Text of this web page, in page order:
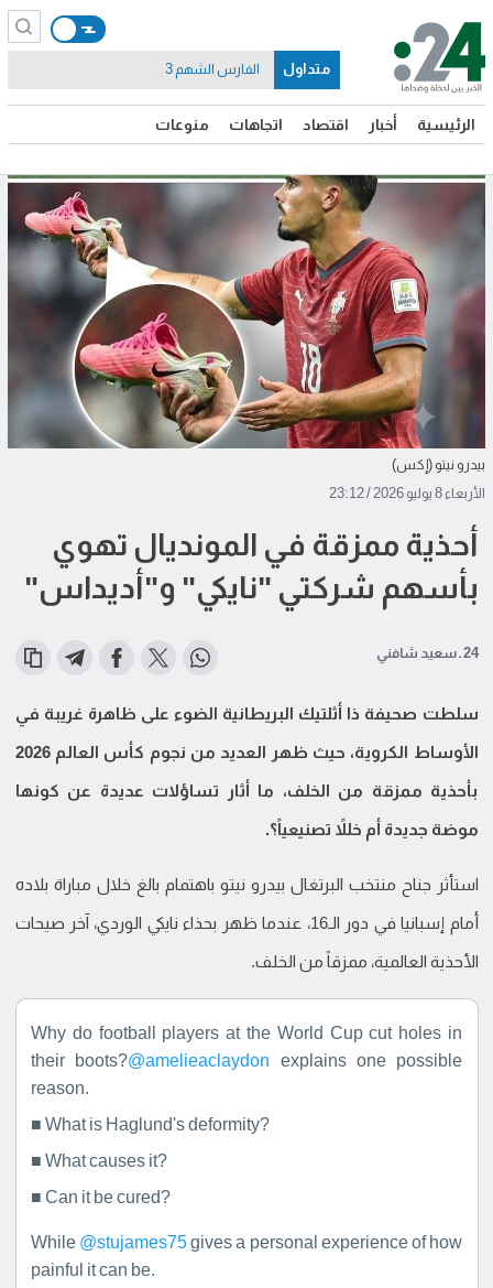
الرئيسية أخبار اقتصاد اتجاهات منوعات
متداول الفارس الشهم 3
بيدرو نيتو (إكس)
الأربعاء 8 يوليو 2026 / 23:12
أحذية ممزقة في المونديال تهوي
بأسهم شركتي "نايكي" و"أديداس"
24 ـ سعيد شافني
سلطت صحيفة ذا أثلتيك البريطانية الضوء على ظاهرة غريبة في
الأوساط الكروية، حيث ظهر العديد من نجوم كأس العالم 2026
بأحذية ممزقة من الخلف، ما أثار تساؤلات عديدة عن كونها
موضة جديدة أم خللاً تصنيعياً؟.
استأثر جناح منتخب البرتغال بيدرو نيتو باهتمام بالغ خلال مباراة بلاده
أمام إسبانيا في دور الـ16، عندما ظهر بحذاء نايكي الوردي، آخر صيحات
الأحذية العالمية، ممزقاً من الخلف.
Why do football players at the World Cup cut holes in
their boots?@amelieaclaydon explains one possible
reason.
■ What is Haglund's deformity?
■ What causes it?
■ Can it be cured?
While @stujames75gives a personal experience of how
painful it can be.